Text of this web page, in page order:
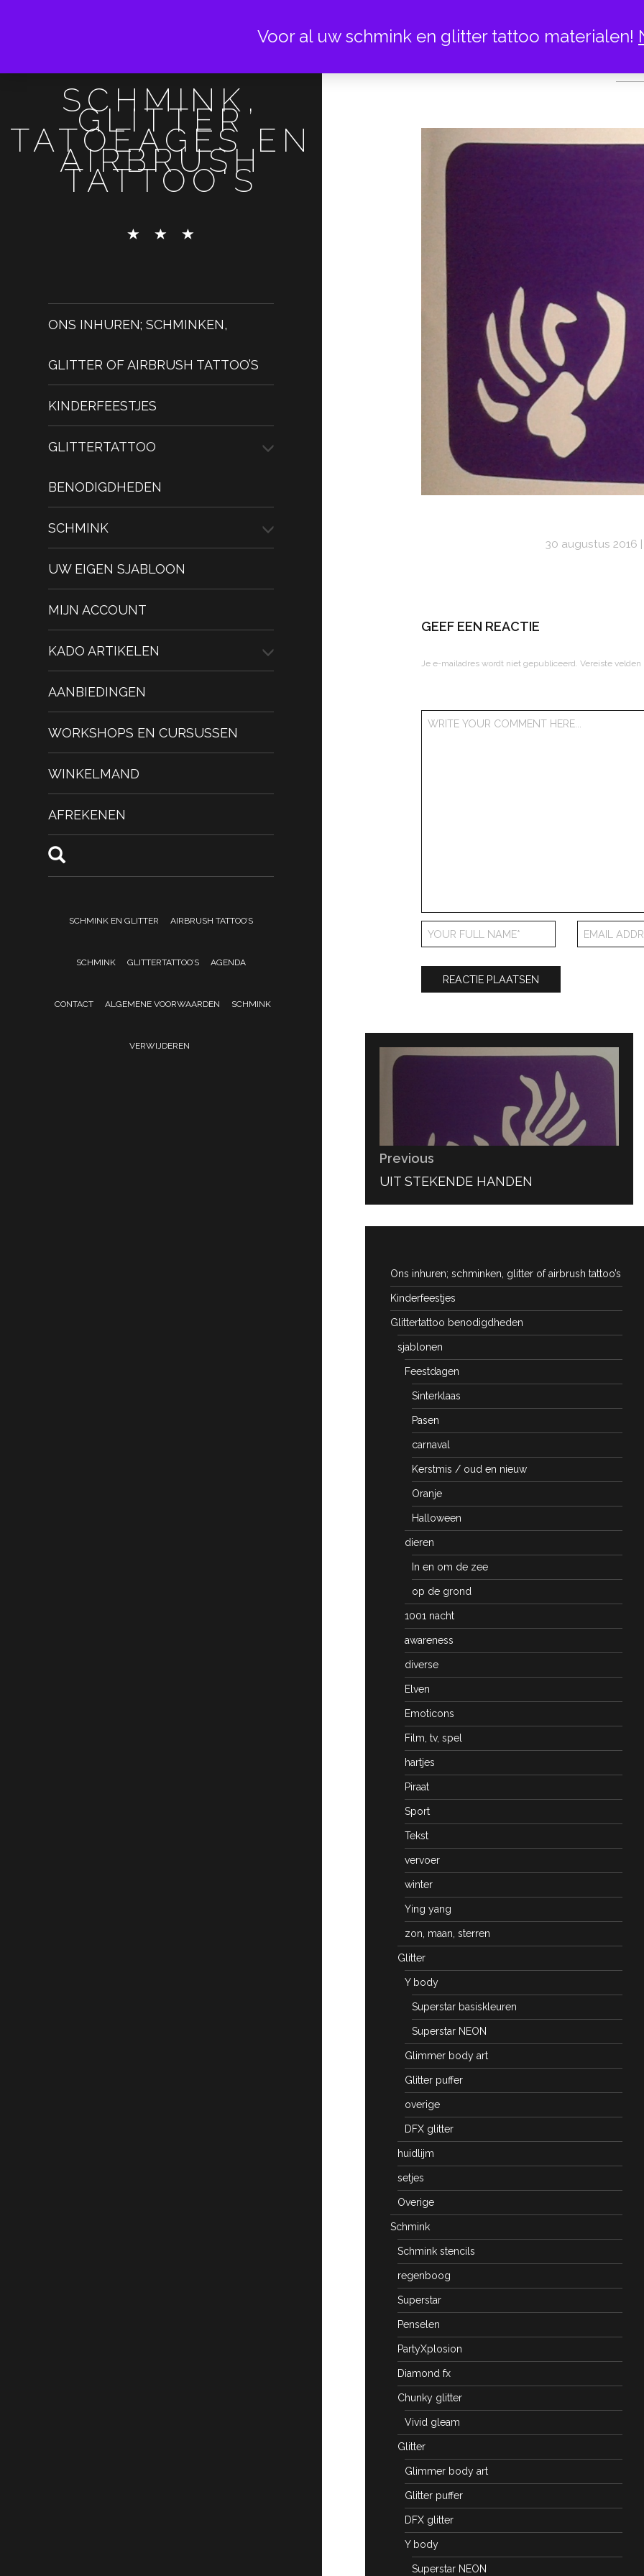
SCHMINK,
GLITTER
TATOEAGES EN
AIRBRUSH
TATTOO'S
ONS INHUREN; SCHMINKEN,
GLITTER OF AIRBRUSH TATTOO’S
KINDERFEESTJES
GLITTERTATTOO
BENODIGDHEDEN
SCHMINK
UW EIGEN SJABLOON
MIJN ACCOUNT
KADO ARTIKELEN
AANBIEDINGEN
WORKSHOPS EN CURSUSSEN
WINKELMAND
AFREKENEN
SCHMINK EN GLITTER AIRBRUSH TATTOO’S
SCHMINK GLITTERTATTOO’S AGENDA
CONTACT ALGEMENE VOORWAARDEN SCHMINK
VERWIJDEREN
30 augustus 2016
GEEF EEN REACTIE
Je e-mailadres wordt niet gepubliceerd. Vereiste
Bericht
navigatie
Previous
PREVIOUS
UIT STEKENDE HANDEN
Ons inhuren; schminken, glitter of airbrush tattoo’s
Kinderfeestjes
Glittertattoo benodigdheden
sjablonen
Feestdagen
Sinterklaas
Pasen
carnaval
Kerstmis / oud en nieuw
Oranje
Halloween
dieren
In en om de zee
op de grond
1001 nacht
awareness
diverse
Elven
Emoticons
Film, tv, spel
hartjes
Piraat
Sport
Tekst
vervoer
winter
Ying yang
zon, maan, sterren
Glitter
Y body
Superstar basiskleuren
Superstar NEON
Glimmer body art
Glitter puffer
overige
DFX glitter
huidlijm
setjes
Overige
Schmink
Schmink stencils
regenboog
Superstar
Penselen
PartyXplosion
Diamond fx
Chunky glitter
Vivid gleam
Glitter
Glimmer body art
Glitter puffer
DFX glitter
Y body
Superstar NEON
Voor al uw schmink en glitter tattoo materialen!